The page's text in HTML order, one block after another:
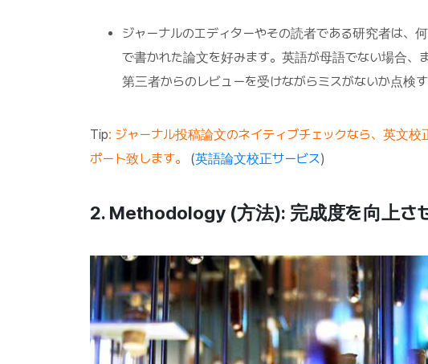
ジャーナルのエディターやその読者である研究者は、
で書かれた論文を好みます。英語が母語でない場合、
第三者からのレビューを受けながらミスがないか点検す
Tip: ジャーナル投稿論文のネイティブチェックなら、英文
ポート致します。
(英語論文校正サービス)
2. Methodology (方法): 完成度を向上さ